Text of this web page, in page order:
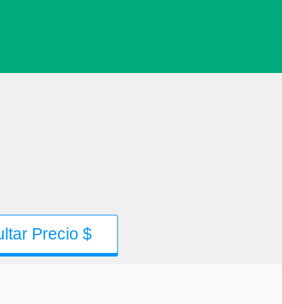
Precio $